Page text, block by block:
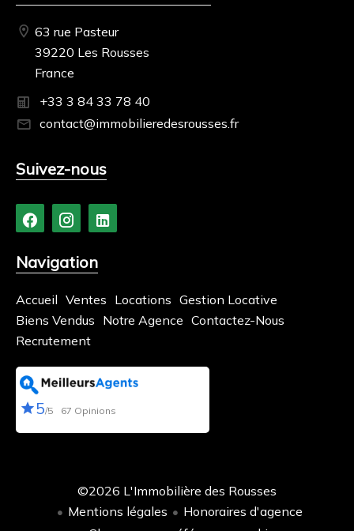
63 rue Pasteur
39220 Les Rousses
France
+33 3 84 33 78 40
contact@immobilieredesrousses.fr
Suivez-nous
Navigation
Accueil Ventes Locations Gestion Locative
Biens Vendus Notre Agence Contactez-Nous
Recrutement
5/5 67 Opinions
©2026 L'Immobilière des Rousses
Mentions légales
Honoraires d'agence